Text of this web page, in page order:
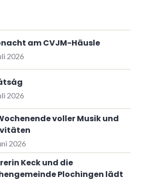
am CVJM-Häusle
2026
2026
voller Musik und
2026
Keck und die
Plochingen lädt